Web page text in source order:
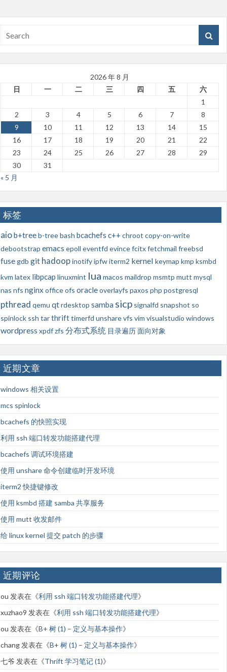
2026 年 8 月
日
一 二 三 四 五
六
1
2
3 4 5 6 7
8
9
10 11 12 13 14
15
16
17 18 19 20 21
22
23
24 25 26 27 28
29
30
31
« 5 月
标签
aiob+treeb-treebash bcachefs c++ chroot copy-on-write
debootstrap emacs epoll eventfd evincefcitxfetchmail freebsd
fuse gdb git hadoopinotifyipfwiterm2 kernel keymap kmp ksmbd
kvm latex libpcap linuxmint lua macos maildrop msmtp mutt mysql
nas nfs nginx officeofs oracleoverlayfs paxos php postgresql
pthread qemu qtrdesktop samba sicp signalfd snapshot so
spinlock ssh tarthrifttimerfd unsharevfs vim visualstudio windows
wordpress xpdfzfs 分布式系统 目录遍历面向对象
近期文章
windows 相关设置
mcs spinlock
bcachefs 的快照实现
利用 ssh 端口转发功能搭建代理
bcachefs 调试环境搭建
使用 unshare 命令创建临时开发环境
iterm2 快捷键修改
使用 ksmbd 搭建 samba 共享服务
使用 mutt 收发邮件
给 linux kernel 提交 patch 的步骤
近期评论
ou 发表在《利用 ssh 端口转发功能搭建代理》
xuzhao9 发表在《利用 ssh 端口转发功能搭建代理》
ou 发表在《B+ 树 (1) – 定义与基本操作》
chang 发表在《B+ 树 (1) – 定义与基本操作》
七爷 发表在《Thrift 学习笔记 (1)》